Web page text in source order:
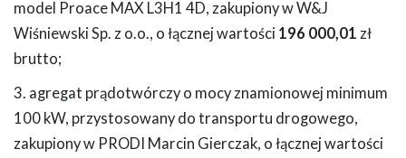
model Proace MAX L3H1 4D, zakupiony w W&J
Wiśniewski Sp. z o.o., o łącznej wartości 196 000,01 zł
brutto;
3. agregat prądotwórczy o mocy znamionowej minimum
100 kW, przystosowany do transportu drogowego,
zakupiony w PRODI Marcin Gierczak, o łącznej wartości